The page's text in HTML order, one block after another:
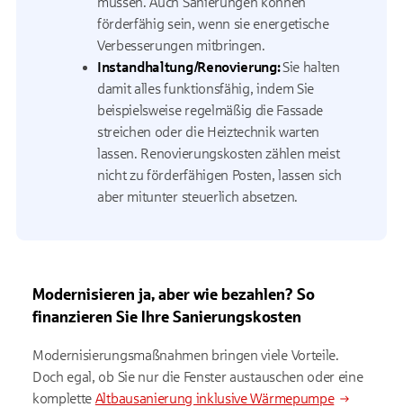
förderfähig sein, wenn sie energetische
Verbesserungen mitbringen.
Instandhaltung/Renovierung:Sie halten
damit alles funktionsfähig, indem Sie
beispielsweise regelmäßig die Fassade
streichen oder die Heiztechnik warten
lassen. Renovierungskosten zählen meist
nicht zu förderfähigen Posten, lassen sich
aber mitunter steuerlich absetzen.
Modernisieren ja, aber wie bezahlen? So
finanzieren Sie Ihre Sanierungskosten
Modernisierungsmaßnahmen bringen viele Vorteile.
Doch egal, ob Sie nur die Fenster austauschen oder eine
komplette Altbausanierung inklusive Wärmepumpe